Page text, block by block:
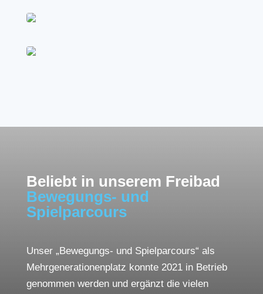
Beliebt in unserem Freibad
Bewegungs- und
Spielparcours
Unser „Bewegungs- und Spielparcours“ als
Mehrgenerationenplatz konnte 2021 in Betrieb
genommen werden und ergänzt die vielen